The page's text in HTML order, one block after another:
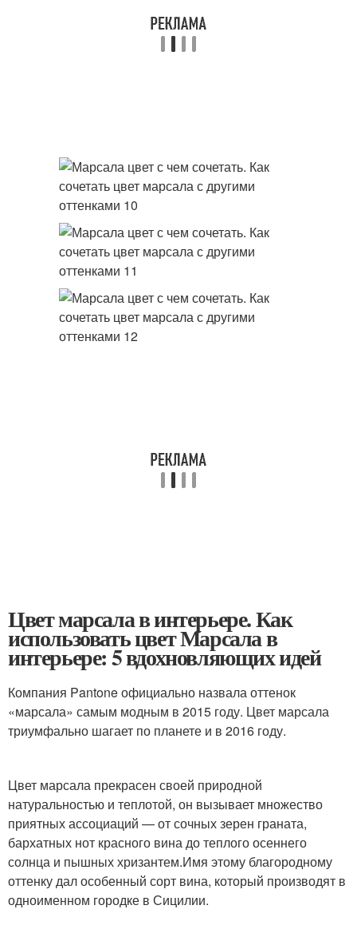
Цвет марсала в интерьере. Как
использовать цвет Марсала в
интерьере: 5 вдохновляющих идей
Компания Pantone официально назвала оттенок
«марсала» самым модным в 2015 году. Цвет марсала
триумфально шагает по планете и в 2016 году.
Цвет марсала прекрасен своей природной
натуральностью и теплотой, он вызывает множество
приятных ассоциаций — от сочных зерен граната,
бархатных нот красного вина до теплого осеннего
солнца и пышных хризантем.Имя этому благородному
оттенку дал особенный сорт вина, который производят в
одноименном городке в Сицилии.